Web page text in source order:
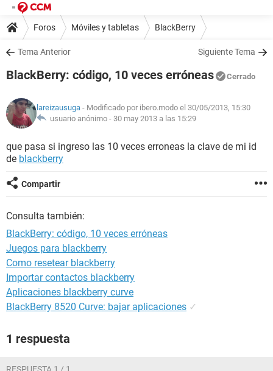
Foros Móviles y tabletas BlackBerry
Tema Anterior Siguiente Tema
BlackBerry: código, 10 veces erróneas Cerrado
lareizausuga - Modificado por ibero.modo el 30/05/2013, 15:30
usuario anónimo - 30 may 2013 a las 15:29
que pasa si ingreso las 10 veces erroneas la clave de mi id
de blackberry
Compartir
Consulta también:
BlackBerry: código, 10 veces erróneas
Juegos para blackberry
Como resetear blackberry
Importar contactos blackberry
Aplicaciones blackberry curve
BlackBerry 8520 Curve: bajar aplicaciones ✓
1 respuesta